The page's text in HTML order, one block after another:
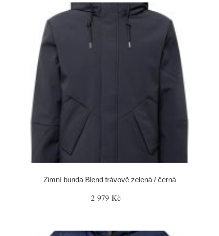
Zimní bunda Blend trávově zelená / černá
2 979 Kč